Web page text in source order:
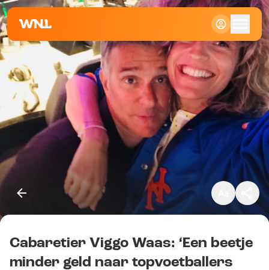
Klein
Standaard
Groot
Kopieer link
Cabaretier Viggo Waas: ‘Een beetje
minder geld naar topvoetballers